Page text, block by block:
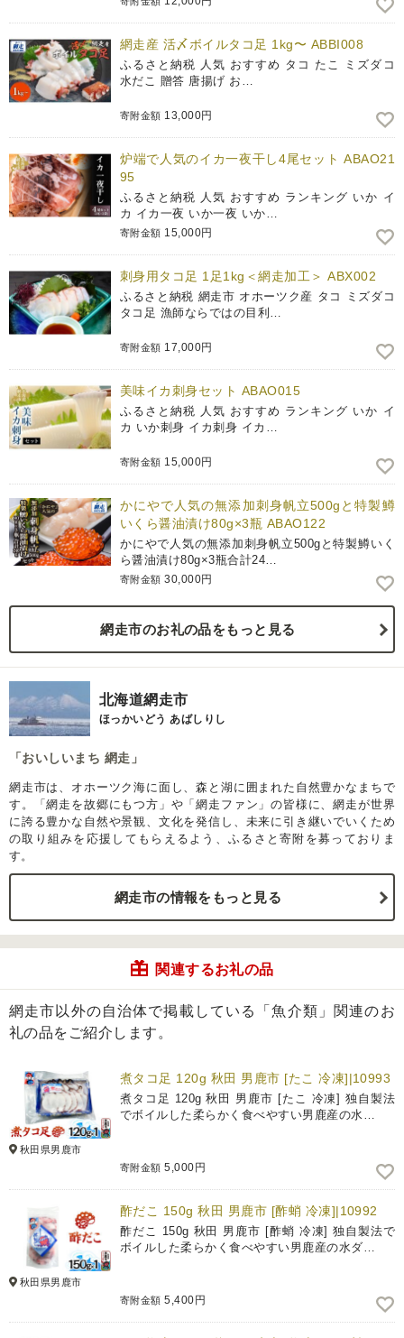
網走産 活〆ボイルタコ足 1kg〜 ABBI008
ふるさと納税 人気 おすすめ タコ たこ ミズダコ
水だこ 贈答 唐揚げ お…
寄附金額 13,000円
炉端で人気のイカ一夜干し4尾セット ABAO21
95
ふるさと納税 人気 おすすめ ランキング いか イ
カ イカ一夜 いか一夜 いか…
寄附金額 15,000円
刺身用タコ足 1足1kg＜網走加工＞ ABX002
ふるさと納税 網走市 オホーツク産 タコ ミズダコ
タコ足 漁師ならではの目利…
寄附金額 17,000円
美味イカ刺身セット ABAO015
ふるさと納税 人気 おすすめ ランキング いか イ
カ いか刺身 イカ刺身 イカ…
寄附金額 15,000円
かにやで人気の無添加刺身帆立500gと特製鱒
いくら醤油漬け80g×3瓶 ABAO122
かにやで人気の無添加刺身帆立500gと特製鱒いく
ら醤油漬け80g×3瓶合計24…
寄附金額 30,000円
網走市のお礼の品をもっと見る
北海道網走市
ほっかいどう あばしりし
「おいしいまち 網走」
網走市は、オホーツク海に面し、森と湖に囲まれた自然豊かなまちで
す。「網走を故郷にもつ方」や「網走ファン」の皆様に、網走が世界
に誇る豊かな自然や景観、文化を発信し、未来に引き継いでいくため
の取り組みを応援してもらえるよう、ふるさと寄附を募っておりま
す。
網走市の情報をもっと見る
関連するお礼の品
網走市以外の自治体で掲載している「魚介類」関連のお
礼の品をご紹介します。
秋田県男鹿市
煮タコ足 120g 秋田 男鹿市 [たこ 冷凍]|10993
煮タコ足 120g 秋田 男鹿市 [たこ 冷凍] 独自製法
でボイルした柔らかく食べやすい男鹿産の水…
寄附金額 5,000円
秋田県男鹿市
酢だこ 150g 秋田 男鹿市 [酢蛸 冷凍]|10992
酢だこ 150g 秋田 男鹿市 [酢蛸 冷凍] 独自製法で
ボイルした柔らかく食べやすい男鹿産の水ダ…
寄附金額 5,400円